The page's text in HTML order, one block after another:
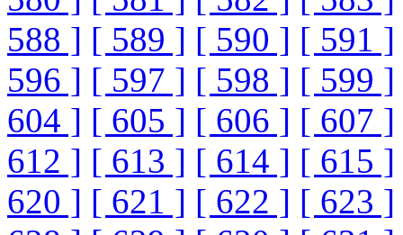
588 ] [ 589 ] [ 590 ] [ 591 ]
596 ] [ 597 ] [ 598 ] [ 599 ]
604 ] [ 605 ] [ 606 ] [ 607 ]
612 ] [ 613 ] [ 614 ] [ 615 ]
620 ] [ 621 ] [ 622 ] [ 623 ]